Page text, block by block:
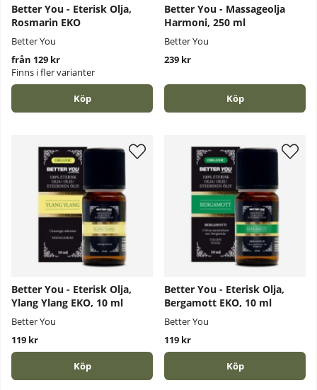
Better You - Eterisk Olja,
Rosmarin EKO
Better You
från 129 kr
Finns i fler varianter
Köp
Better You - Massageolja
Harmoni, 250 ml
Better You
239 kr
Köp
Better You - Eterisk Olja,
Ylang Ylang EKO, 10 ml
Better You
119 kr
Köp
Better You - Eterisk Olja,
Bergamott EKO, 10 ml
Better You
119 kr
Köp